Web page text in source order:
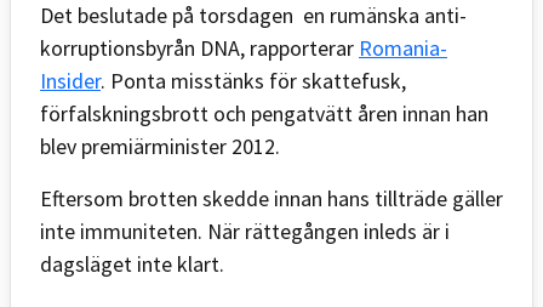
Det beslutade på torsdagen en rumänska anti-
korruptionsbyrån DNA, rapporterar Romania-
Insider. Ponta misstänks för skattefusk,
förfalskningsbrott och pengatvätt åren innan han
blev premiärminister 2012.
Eftersom brotten skedde innan hans tillträde gäller
inte immuniteten. När rättegången inleds är i
dagsläget inte klart.